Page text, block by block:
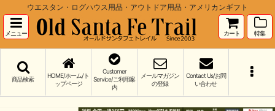
ウエスタン・ログハウス用品・アウトドア用品・アメリカンギフト
メニュー カート 特集
商品検索
HOME/ホーム/ト
ップページ
Customer
Service/ご利用案
内
メールマガジン
の登録
Contact Us/お問
い合わせ